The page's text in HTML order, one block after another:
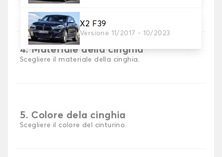
X2 F39
Versione 11/2017 - 10/2023
Scegli il materiale del tappetino baule.
4. Materiale della cinghia
Scegliere il materiale della cinghia.
5. Colore dela cinghia
Scegliere il colore del cinturino.